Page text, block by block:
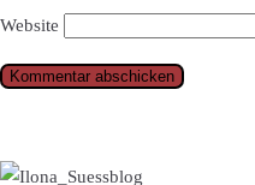
Website